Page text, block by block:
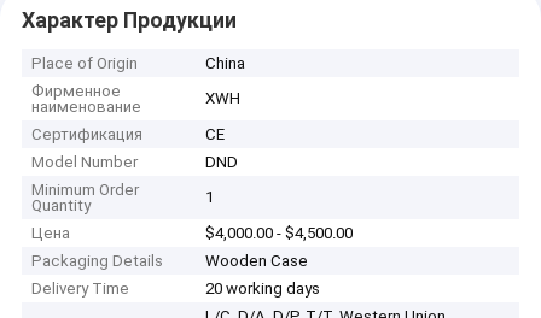
Характер Продукции
Place of Origin
China
Фирменное
наименование
XWH
Сертификация
CE
Model Number
DND
Minimum Order
Quantity
1
Цена
$4,000.00 - $4,500.00
Packaging Details
Wooden Case
Delivery Time
20 working days